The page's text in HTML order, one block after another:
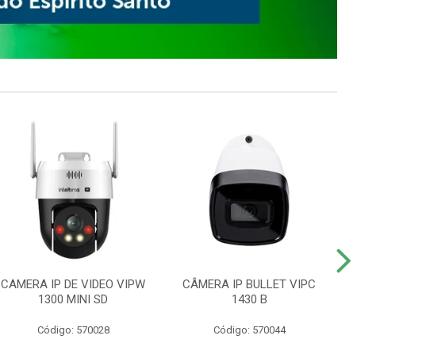
CAMERA IP DE VIDEO VIPW
1300 MINI SD
Código: 570028
CÂMERA IP BULLET VIPC
1430 B
Código: 570044